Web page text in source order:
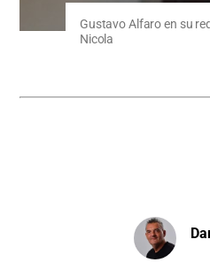
Gustavo Alfaro en su
Nicola